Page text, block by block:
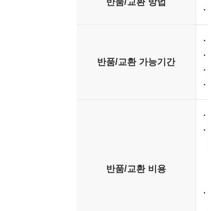
반품/교환 가능기간
반품/교환 비용